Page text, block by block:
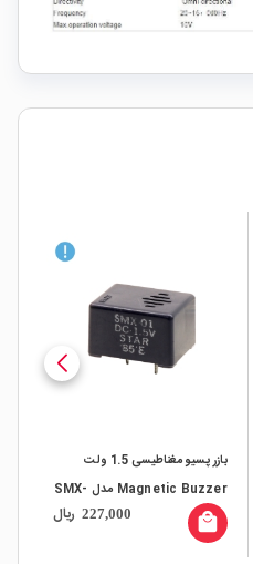
بازر پسیو مغناطیسی 1.5 ولت
Magnetic Buzzer مدل SMX-
01
227,000 ریال local_mall